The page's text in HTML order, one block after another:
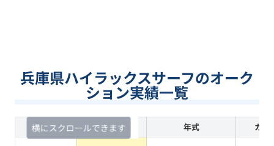
兵庫県ハイラックスサーフのオーク
ション実績一覧
横にスクロールできます
査定時期 セルカ実績 年式 カラ